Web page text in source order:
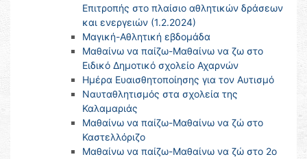
Επιτροπής στο πλαίσιο αθλητικών δράσεων
και ενεργειών (1.2.2024)
Μαγική-Αθλητική εβδομάδα
Μαθαίνω να παίζω-Μαθαίνω να ζω στο
Ειδικό Δημοτικό σχολείο Αχαρνών
Ημέρα Ευαισθητοποίησης για τον Αυτισμό
Nαυταθλητισμός στα σχολεία της
Καλαμαριάς
Μαθαίνω να παίζω-Μαθαίνω να ζώ στο
Καστελλόριζο
Μαθαίνω να παίζω-Μαθαίνω να ζώ στο 2ο